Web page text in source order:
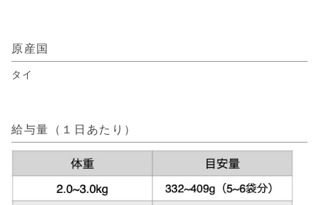
原産国
タイ
給与量（１日あたり）